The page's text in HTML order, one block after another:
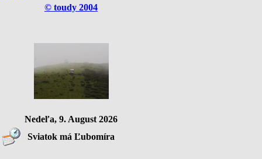
© toudy 2004
Nedeľa, 9. August 2026
Sviatok má Ľubomíra